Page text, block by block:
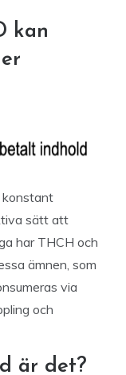
kan
konstant
sätt att
har THCH och
ämnen, som
via
och
är det?